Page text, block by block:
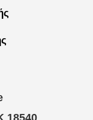
18540